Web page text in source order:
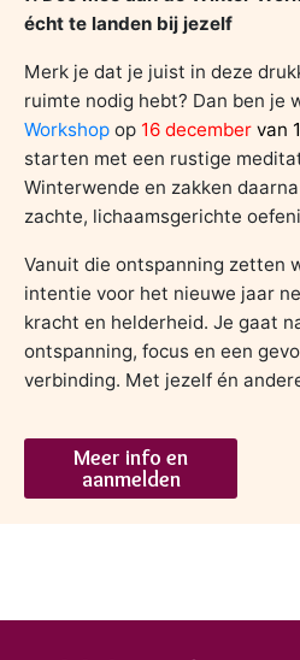
écht te landen bij jezelf
Merk je dat je juist in deze
ruimte nodig hebt? Dan ben je
Workshop op 16 december van
starten met een rustige
Winterwende en zakken
zachte, lichaamsgerichte
Vanuit die ontspanning zetten
intentie voor het nieuwe jaar
kracht en helderheid. Je gaat
ontspanning, focus en een
verbinding. Met jezelf én
Meer info en
aanmelden